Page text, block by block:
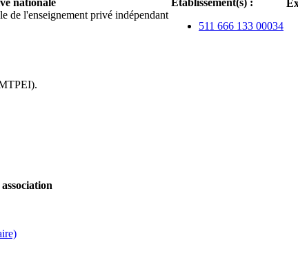
nationale
de l'enseignement privé indépendant
Etablissement(s) :
511 666 133 00034
.